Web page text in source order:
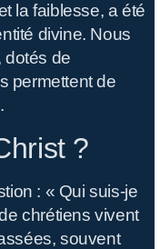
la faiblesse, a été
divine. Nous
dotés de
permettent de
?
: « Qui suis-je
chrétiens vivent
souvent